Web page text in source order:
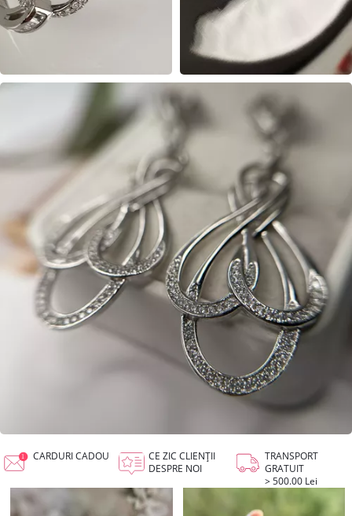
CARDURI CADOU
CE ZIC CLIENȚII
DESPRE NOI
TRANSPORT
GRATUIT
> 500.00 Lei